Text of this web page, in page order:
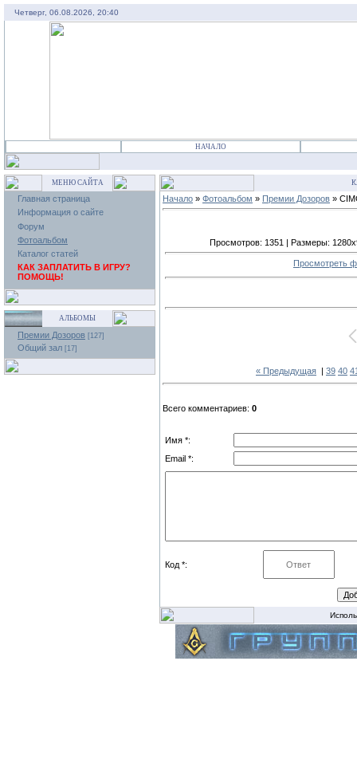
Четверг, 06.08.2026, 20:40
НАЧАЛО
МЕНЮ САЙТА
Главная страница
Информация о сайте
Форум
Фотоальбом
Каталог статей
КАК ЗАПЛАТИТЬ В ИГРУ?
ПОМОЩЬ!
АЛЬБОМЫ
Премии Дозоров [127]
Общий зал [17]
Начало » Фотоальбом » Премии Дозоров »
Просмотров: 1351 | Размеры:
Просмотреть
« Предыдущая | 39 40
Всего комментариев: 0
Имя *:
Email *:
Код *: